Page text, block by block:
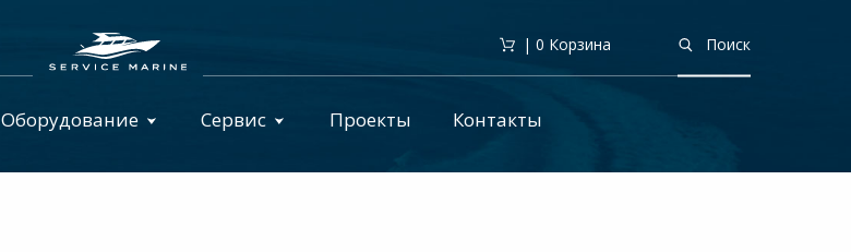
Поиск
| 0 Корзина
Оборудование Сервис Проекты Контакты